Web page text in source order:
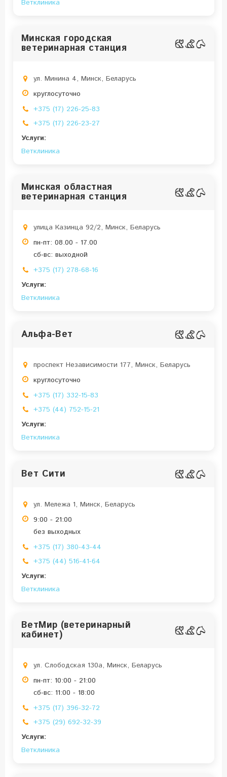
Ветклиника
Минская городская
ветеринарная станция
ул. Минина 4, Минск, Беларусь
круглосуточно
+375 (17) 226-25-83
+375 (17) 226-23-27
Услуги:
Ветклиника
Минская областная
ветеринарная станция
улица Казинца 92/2, Минск, Беларусь
пн-пт: 08.00 - 17.00
сб-вс: выходной
+375 (17) 278-68-16
Услуги:
Ветклиника
Альфа-Вет
проспект Независимости 177, Минск, Беларусь
круглосуточно
+375 (17) 332-15-83
+375 (44) 752-15-21
Услуги:
Ветклиника
Вет Сити
ул. Мележа 1, Минск, Беларусь
9:00 - 21:00
без выходных
+375 (17) 380-43-44
+375 (44) 516-41-64
Услуги:
Ветклиника
ВетМир (ветеринарный
кабинет)
ул. Слободская 130а, Минск, Беларусь
пн-пт: 10:00 - 21:00
сб-вс: 11:00 - 18:00
+375 (17) 396-32-72
+375 (29) 692-32-39
Услуги:
Ветклиника